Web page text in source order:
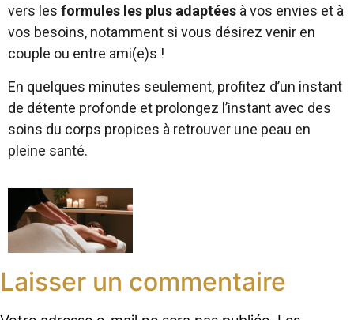
vers les formules les plus adaptées à vos envies et à
vos besoins, notamment si vous désirez venir en
couple ou entre ami(e)s !
En quelques minutes seulement, profitez d’un instant
de détente profonde et prolongez l’instant avec des
soins du corps propices à retrouver une peau en
pleine santé.
Laisser un commentaire